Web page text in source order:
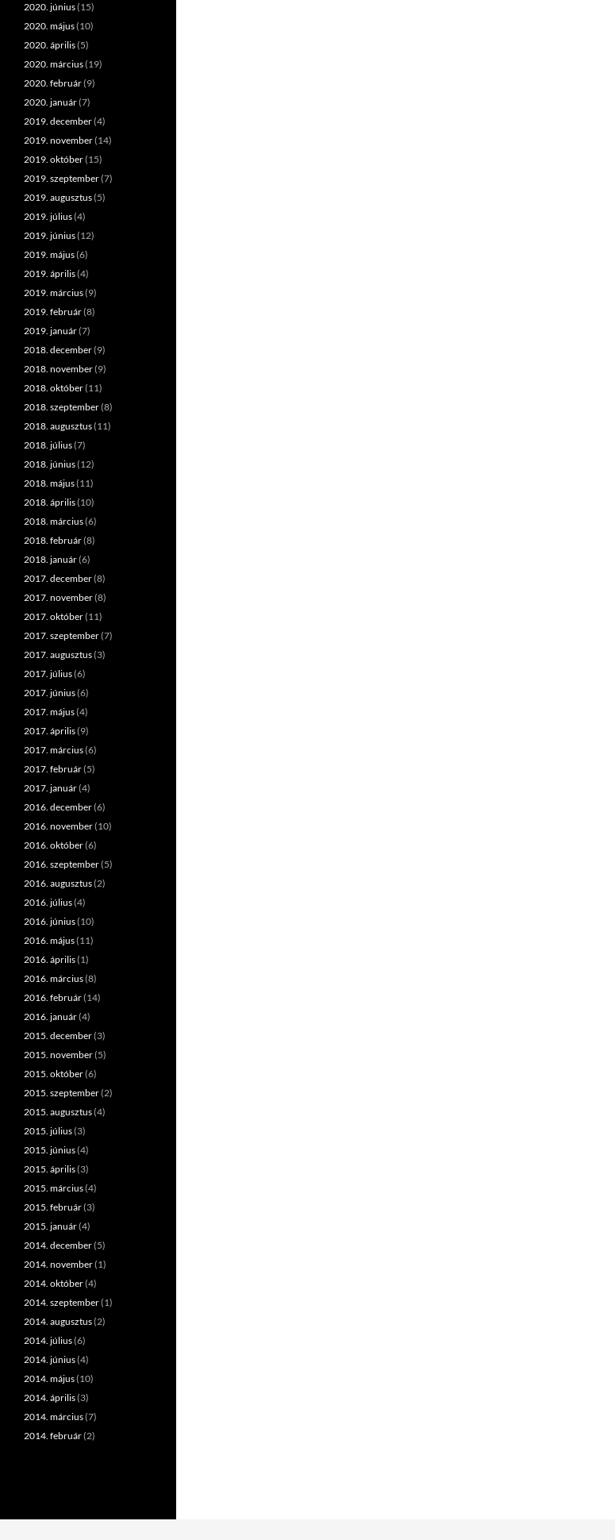
2020. június(15)
2020. május(10)
2020. április(5)
2020. március(19)
2020. február(9)
2020. január(7)
2019. december(4)
2019. november(14)
2019. október(15)
2019. szeptember(7)
2019. augusztus(5)
2019. július(4)
2019. június(12)
2019. május(6)
2019. április(4)
2019. március(9)
2019. február(8)
2019. január(7)
2018. december(9)
2018. november(9)
2018. október(11)
2018. szeptember(8)
2018. augusztus(11)
2018. július(7)
2018. június(12)
2018. május(11)
2018. április(10)
2018. március(6)
2018. február(8)
2018. január(6)
2017. december(8)
2017. november(8)
2017. október(11)
2017. szeptember(7)
2017. augusztus(3)
2017. július(6)
2017. június(6)
2017. május(4)
2017. április(9)
2017. március(6)
2017. február(5)
2017. január(4)
2016. december(6)
2016. november(10)
2016. október(6)
2016. szeptember(5)
2016. augusztus(2)
2016. július(4)
2016. június(10)
2016. május(11)
2016. április(1)
2016. március(8)
2016. február(14)
2016. január(4)
2015. december(3)
2015. november(5)
2015. október(6)
2015. szeptember(2)
2015. augusztus(4)
2015. július(3)
2015. június(4)
2015. április(3)
2015. március(4)
2015. február(3)
2015. január(4)
2014. december(5)
2014. november(1)
2014. október(4)
2014. szeptember(1)
2014. augusztus(2)
2014. július(6)
2014. június(4)
2014. május(10)
2014. április(3)
2014. március(7)
2014. február(2)